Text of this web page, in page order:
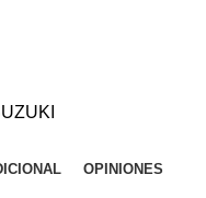
OPINIONES